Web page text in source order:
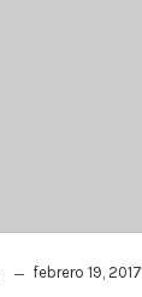
febrero 19, 2017